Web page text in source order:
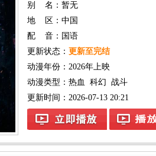
别 名：暂无
地 区：中国
配 音：国语
更新状态： 更新至完结
动漫年份： 2026年上映
动漫类型： 热血 科幻 战斗
更新时间：2026-07-13 20:21